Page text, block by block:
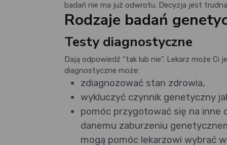
badań nie ma już odwrotu. Decyzja jest
Rodzaje badań
Testy diagnostyczne
Dają odpowiedź “tak lub nie”. Lekarz może
diagnostyczne może:
zdiagnozować stan zdrowia,
wykluczyć czynnik genetyczny
pomóc przygotować się na
danemu zaburzeniu
mogą pomóc lekarzowi wybrać